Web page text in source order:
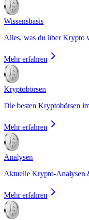
Wissensbasis
Alles, was du über Krypto
Mehr erfahren
Kryptobörsen
Die besten Kryptobörsen
Mehr erfahren
Analysen
Aktuelle Krypto-Analysen
Mehr erfahren